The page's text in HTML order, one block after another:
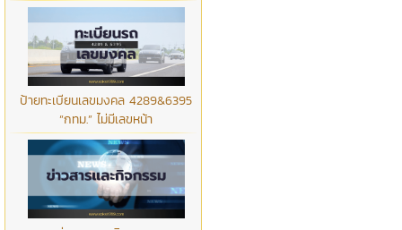
ป้ายทะเบียนเลขมงคล 4289&6395
“กทม.” ไม่มีเลขหน้า